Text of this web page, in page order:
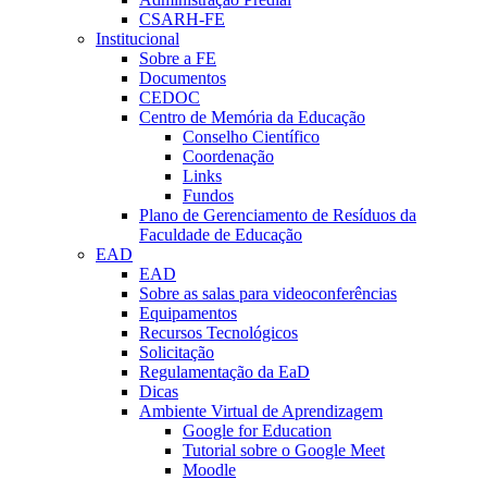
CSARH-FE
Institucional
Sobre a FE
Documentos
CEDOC
Centro de Memória da Educação
Conselho Científico
Coordenação
Links
Fundos
Plano de Gerenciamento de Resíduos da
Faculdade de Educação
EAD
EAD
Sobre as salas para videoconferências
Equipamentos
Recursos Tecnológicos
Solicitação
Regulamentação da EaD
Dicas
Ambiente Virtual de Aprendizagem
Google for Education
Tutorial sobre o Google Meet
Moodle